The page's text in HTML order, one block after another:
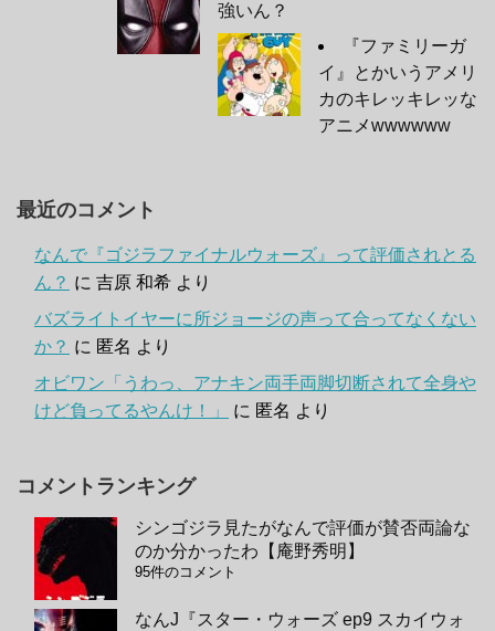
強いん？
『ファミリーガ
イ』とかいうアメリ
カのキレッキレッな
アニメwwwwww
最近のコメント
なんで『ゴジラファイナルウォーズ』って評価されとる
ん？ に 吉原 和希 より
バズライトイヤーに所ジョージの声って合ってなくない
か？ に 匿名 より
オビワン「うわっ、アナキン両手両脚切断されて全身や
けど負ってるやんけ！」
に 匿名 より
コメントランキング
シンゴジラ見たがなんで評価が賛否両論な
のか分かったわ【庵野秀明】
95件のコメント
なんJ『スター・ウォーズ ep9 スカイウォ